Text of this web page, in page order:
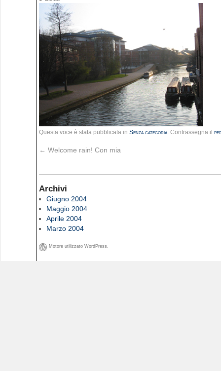
Questa voce è stata pubblicata in Senza categoria. Contrassegna il
← Welcome rain! Con mia
Archivi
Giugno 2004
Maggio 2004
Aprile 2004
Marzo 2004
Motore utilizzato WordPress.